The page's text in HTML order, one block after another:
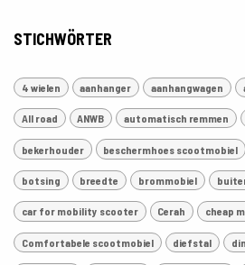
STICHWÖRTER
4 wielen aanhanger aanhangwagen
All road ANWB automatisch remmen
bekerhouder beschermhoes scootmobiel
botsing breedte brommobiel
car for mobility scooter Cerah cheap
Comfortabele scootmobiel diefstal